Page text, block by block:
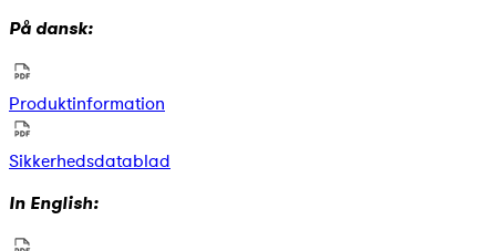
På dansk:
Produktinformation
Sikkerhedsdatablad
In English: